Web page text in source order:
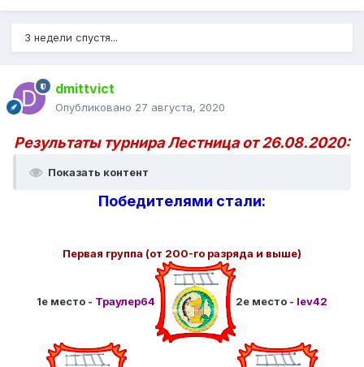
3 недели спустя...
dmittvict
Опубликовано 27 августа, 2020
Результаты турнира Лестница от 26.08.2020:
Показать контент
Победителями стали:
Первая группа (от 200-го разряда и выше)
1е место - Траулер64 2е место - Iev42